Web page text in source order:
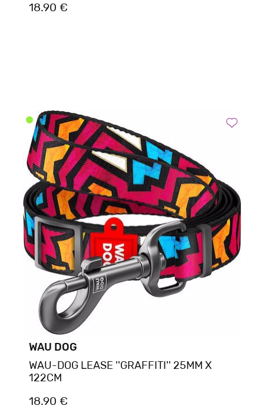
18.90 €
WAU DOG
WAU-DOG LEASE ''GRAFFITI'' 25MM X
122CM
18.90 €